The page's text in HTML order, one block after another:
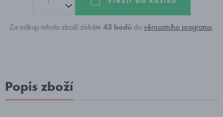
Za nákup tohoto zboží získáte 43 bodů dověrnostního programu.
Popis zboží